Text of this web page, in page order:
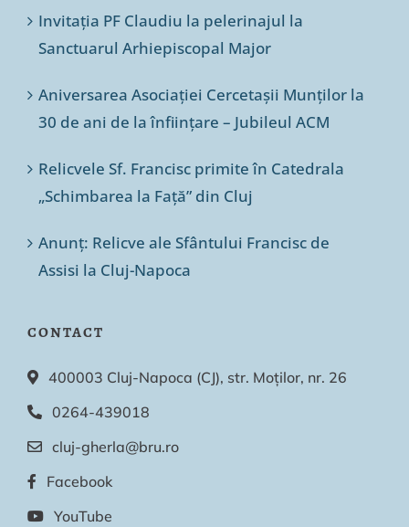
Invitația PF Claudiu la pelerinajul la
Sanctuarul Arhiepiscopal Major
Aniversarea Asociației Cercetașii Munților la
30 de ani de la înființare – Jubileul ACM
Relicvele Sf. Francisc primite în Catedrala
„Schimbarea la Față” din Cluj
Anunț: Relicve ale Sfântului Francisc de
Assisi la Cluj-Napoca
CONTACT
400003 Cluj-Napoca (CJ), str. Moților, nr. 26
0264-439018
cluj-gherla@bru.ro
Facebook
YouTube